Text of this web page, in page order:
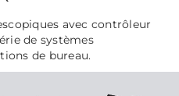
avec contrôleur
de systèmes
de bureau.